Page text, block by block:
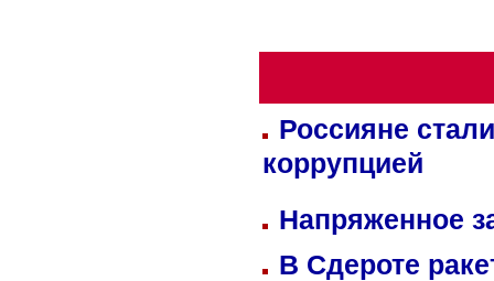
Россияне
коррупцией
Напряженное
В Сдероте